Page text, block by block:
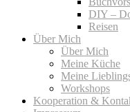
DIY –
Reisen
Über Mich
Über Mich
Meine Küche
Meine
Workshops
Kooperation &